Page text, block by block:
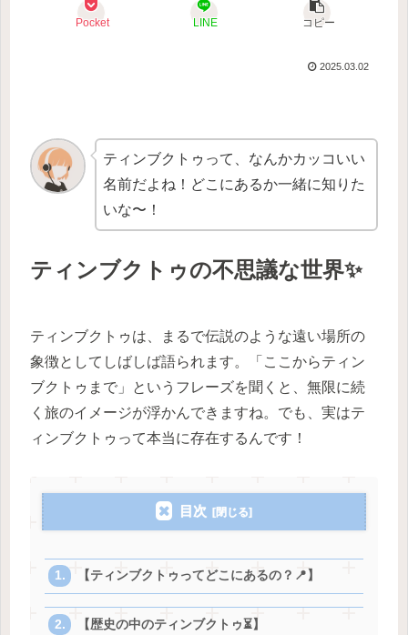
Pocket LINE コピー
2025.03.02
ティンブクトゥって、なんかカッコいい
名前だよね！どこにあるか一緒に知りた
いな〜！
ティンブクトゥの不思議な世界✨
ティンブクトゥは、まるで伝説のような遠い場所の
象徴としてしばしば語られます。「ここからティン
ブクトゥまで」というフレーズを聞くと、無限に続
く旅のイメージが浮かんできますね。でも、実はテ
ィンブクトゥって本当に存在するんです！
目次
【ティンブクトゥってどこにあるの？📍】
【歴史の中のティンブクトゥ⏳】